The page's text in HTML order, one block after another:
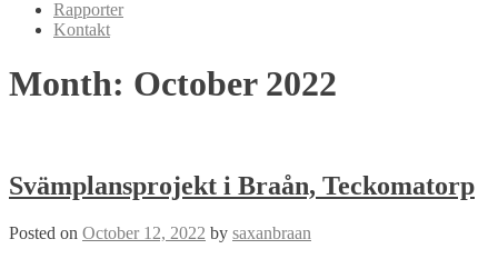
Rapporter
Kontakt
Month: October 2022
Svämplansprojekt i Braån, Teckomatorp
Posted on October 12, 2022 by saxanbraan